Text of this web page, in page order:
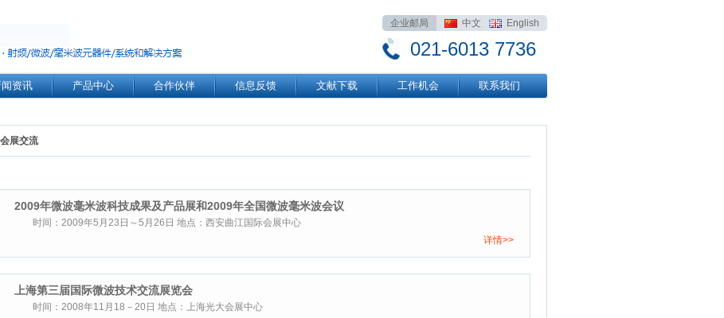
企业邮局 中文 English
021-6013 7736
闻资讯 产品中心 合作伙伴 信息反馈 文献下载 工作机会 联系我们
会展交流
2009年微波毫米波科技成果及产品展和2009年全国微波毫米波会议
时间：2009年5月23日～5月26日 地点：西安曲江国际会展中心
详情>>
上海第三届国际微波技术交流展览会
时间：2008年11月18－20日 地点：上海光大会展中心